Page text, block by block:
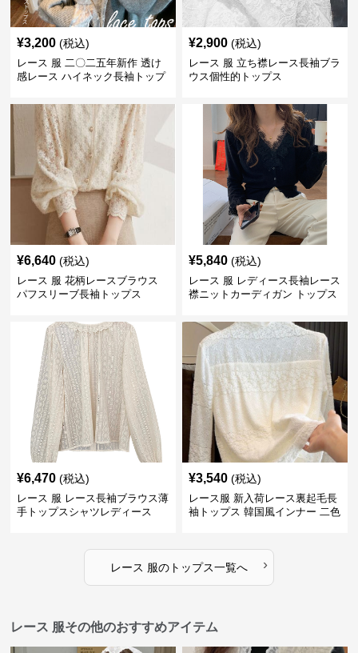
¥3,200 (税込)
レース 服 二〇二五年新作 透け
感レース ハイネック長袖トップ
¥2,900 (税込)
レース 服 立ち襟レース長袖ブラ
ウス個性的トップス
¥6,640 (税込)
レース 服 花柄レースブラウス
パフスリーブ長袖トップス
¥5,840 (税込)
レース 服 レディース長袖レース
襟ニットカーディガン トップス
¥6,470 (税込)
レース 服 レース長袖ブラウス薄
手トップスシャツレディース
¥3,540 (税込)
レース服 新入荷レース裏起毛長
袖トップス 韓国風インナー 二色
レース 服のトップス一覧へ ›
レース 服その他のおすすめアイテム